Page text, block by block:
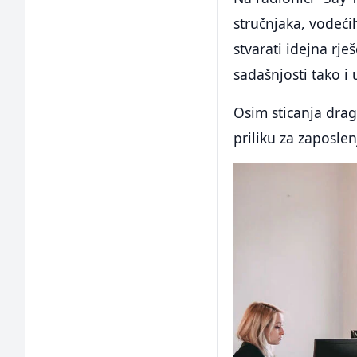
stručnjaka,
stvarati idejna
sadašnjosti tako i
Osim sticanja
priliku za